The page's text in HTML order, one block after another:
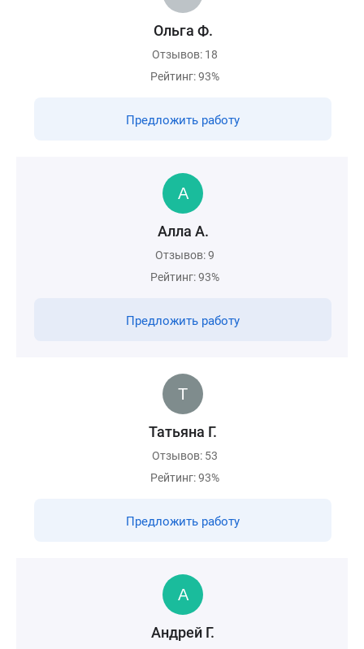
Ольга Ф.
Отзывов: 18
Рейтинг: 93%
Предложить работу
Алла А.
Отзывов: 9
Рейтинг: 93%
Предложить работу
Татьяна Г.
Отзывов: 53
Рейтинг: 93%
Предложить работу
Андрей Г.